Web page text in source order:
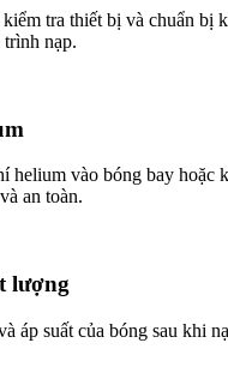
tra thiết bị và chuẩn bị
trình nạp.
helium vào bóng bay hoặc
an toàn.
lượng
áp suất của bóng sau khi